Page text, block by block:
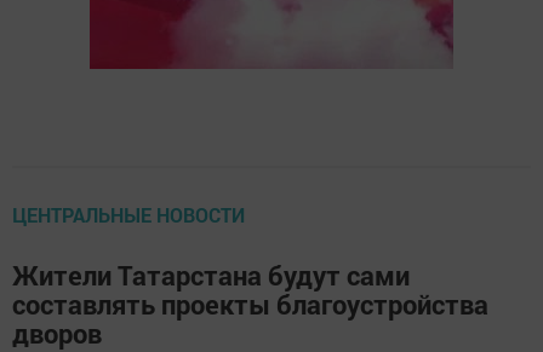
ЦЕНТРАЛЬНЫЕ НОВОСТИ
Жители Татарстана будут сами
составлять проекты благоустройства
дворов